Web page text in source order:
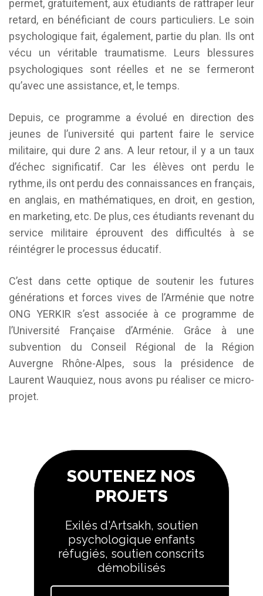
permet, gratuitement, aux étudiants de rattraper leur
retard, en bénéficiant de cours particuliers. Le soin
psychologique fait, également, partie du plan. Ils ont
vécu un véritable traumatisme. Leurs blessures
psychologiques sont réelles et ne se fermeront
qu’avec une assistance, et, le temps.
Depuis, ce programme a évolué en direction des
jeunes de l’université qui partent faire le service
militaire, qui dure 2 ans. A leur retour, il y a un taux
d’échec significatif. Car les élèves ont perdu le
rythme, ils ont perdu des connaissances en français,
en anglais, en mathématiques, en droit, en gestion,
en marketing, etc. De plus, ces étudiants revenant du
service militaire éprouvent des difficultés à se
réintégrer le processus éducatif.
C’est dans cette optique de soutenir les futures
générations et forces vives de l’Arménie que notre
ONG YERKIR s’est associée à ce programme de
l’Université Française d’Arménie. Grâce à une
subvention du Conseil Régional de la Région
Auvergne Rhône-Alpes, sous la présidence de
Laurent Wauquiez, nous avons pu réaliser ce micro-
projet.
SOUTENEZ NOS
PROJETS
Exilés d'Artsakh, soutien
psychologique enfants
réfugiés, soutien conscrits
démobilisés